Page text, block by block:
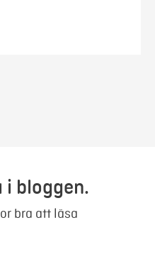
i bloggen.
bra att läsa